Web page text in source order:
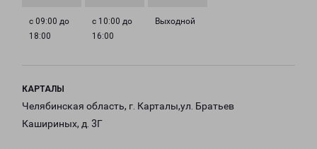
с 09:00 до
18:00
с 10:00 до
16:00
Выходной
КАРТАЛЫ
Челябинская область, г. Карталы,ул. Братьев
Кашириных, д. 3Г